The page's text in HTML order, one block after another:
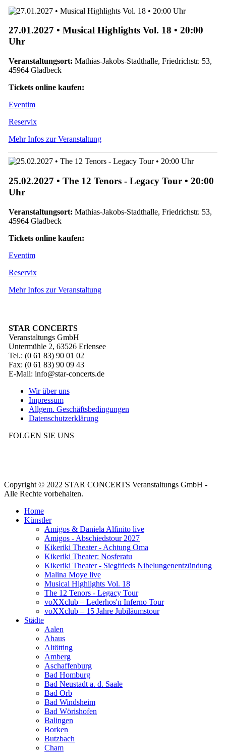
27.01.2027 • Musical Highlights Vol. 18 • 20:00
Uhr
Veranstaltungsort: Mathias-Jakobs-Stadthalle, Friedrichstr. 53,
45964 Gladbeck
Tickets online kaufen:
Eventim
Reservix
Mehr Infos zur Veranstaltung
25.02.2027 • The 12 Tenors - Legacy Tour • 20:00
Uhr
Veranstaltungsort: Mathias-Jakobs-Stadthalle, Friedrichstr. 53,
45964 Gladbeck
Tickets online kaufen:
Eventim
Reservix
Mehr Infos zur Veranstaltung
STAR CONCERTS
Veranstaltungs GmbH
Untermühle 2, 63526 Erlensee
Tel.: (0 61 83) 90 01 02
Fax: (0 61 83) 90 09 43
E-Mail: info@star-concerts.de
Wir über uns
Impressum
Allgem. Geschäftsbedingungen
Datenschutzerklärung
FOLGEN SIE UNS
Copyright © 2022 STAR CONCERTS Veranstaltungs GmbH -
Alle Rechte vorbehalten.
Home
Künstler
Amigos & Daniela Alfinito live
Amigos - Abschiedstour 2027
Kikeriki Theater - Achtung Oma
Kikeriki Theater: Nosferatu
Kikeriki Theater - Siegfrieds Nibelungenentzündung
Malina Moye live
Musical Highlights Vol. 18
The 12 Tenors - Legacy Tour
voXXclub – Lederhos'n Inferno Tour
voXXclub – 15 Jahre Jubiläumstour
Städte
Aalen
Ahaus
Altötting
Amberg
Aschaffenburg
Bad Homburg
Bad Neustadt a. d. Saale
Bad Orb
Bad Windsheim
Bad Wörishofen
Balingen
Borken
Butzbach
Cham